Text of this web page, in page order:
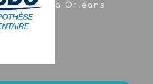
à Orléans